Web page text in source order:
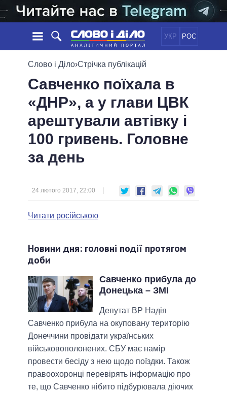
УКР РОС
НОВИНИ
СТРІЧКА
ПОДІЇ
СТАТТІ
ДУМКИ
ОГЛЯДИ
ДАЙДЖЕСТИ
ПОЛІТИКА
ЕКОНОМІКА
СУСПІЛЬСТВО
ОБIЦЯНКИ
ПОЛIТИКИ
УСІ ПОЛІТИКИ
ПРЕЗИДЕНТ І ОФІС
ВЕРХОВНА РАДА
ГОЛОВИ ОБЛАДМІНІСТРАЦІЙ
ВСІ ПЕРСОНИ
ПОРІВНЯННЯ ПОЛІТИКІВ
Слово і Діло›Стрічка публікацій
Савченко поїхала в
«ДНР», а у глави ЦВК
арештували автівку і
100 гривень. Головне
за день
24 лютого 2017, 22:00
Читати російською
Новини дня: головні події протягом
доби
Савченко прибула до
Донецька – ЗМІ
Депутат ВР Надія
Савченко прибула на окуповану територію
Донеччини провідати українських
військовополонених. СБУ має намір
провести бесіду з нею щодо поїздки. Також
правоохоронці перевірять інформацію про
те, що Савченко нібито підбурювала діючих